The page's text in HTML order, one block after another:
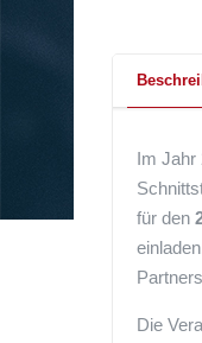
Im Jahr
für den
Die